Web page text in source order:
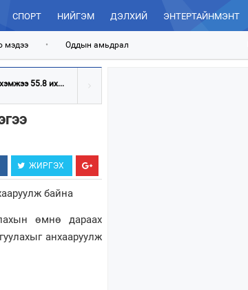
СПОРТ НИЙГЭМ ДЭЛХИЙ ЭНТЕРТАЙНМЭНТ
мэдээ • Оддын амьдрал
55.8 их...
ЖИРГЭХ
өмнө дараах
анхааруулж